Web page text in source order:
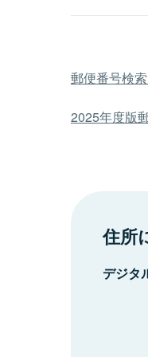
郵便番号検
2025年度版
住所
デジタ